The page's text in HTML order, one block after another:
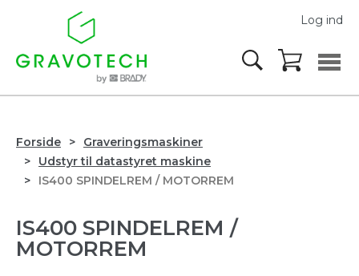
Log ind
Forside
Graveringsmaskiner
Udstyr til datastyret maskine
IS400 SPINDELREM / MOTORREM
IS400 SPINDELREM /
MOTORREM